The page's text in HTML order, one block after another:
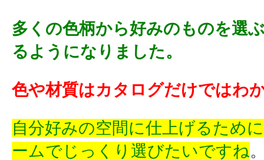
多くの色柄から好みのものを選
るようになりました。
色や材質はカタログだけではわ
自分好みの空間に仕上げるため
ームでじっくり選びたいですね